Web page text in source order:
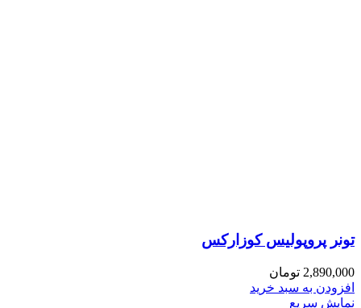
تونر پروپولیس کوزارکس
2,890,000 تومان
افزودن به سبد خرید
نمایش سریع